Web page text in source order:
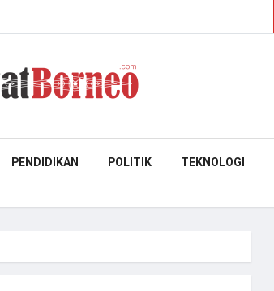
PENDIDIKAN POLITIK TEKNOLOGI